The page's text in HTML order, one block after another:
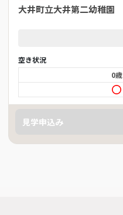
大井町立大井第二幼稚園
空き状況
0歳
見学申込み